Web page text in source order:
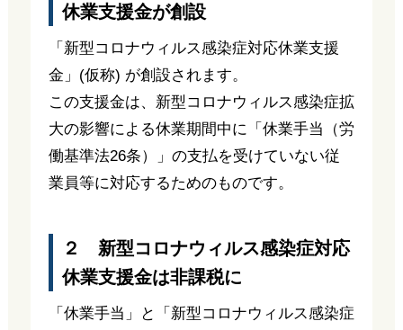
休業支援金が創設
「新型コロナウィルス感染症対応休業支援
金」(仮称) が創設されます。
この支援金は、新型コロナウィルス感染症拡
大の影響による休業期間中に「休業手当（労
働基準法26条）」の支払を受けていない従
業員等に対応するためのものです。
２ 新型コロナウィルス感染症対応
休業支援金は非課税に
「休業手当」と「新型コロナウィルス感染症